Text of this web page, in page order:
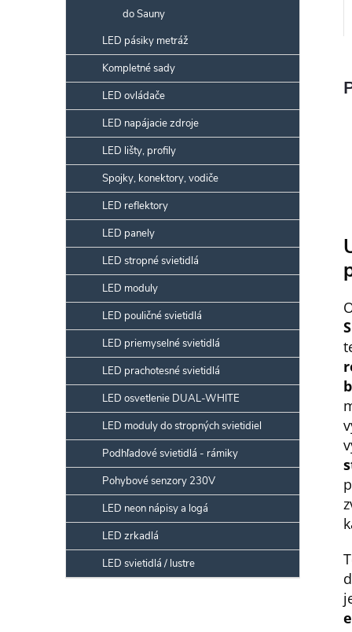
do Sauny
LED pásiky metráž
Kompletné sady
LED ovládače
LED napájacie zdroje
LED lišty, profily
Spojky, konektory, vodiče
LED reflektory
LED panely
LED stropné svietidlá
LED moduly
LED pouličné svietidlá
LED priemyselné svietidlá
LED prachotesné svietidlá
LED osvetlenie DUAL-WHITE
LED moduly do stropných svietidiel
Podhľadové svietidlá - rámiky
Pohybové senzory 230V
LED neon nápisy a logá
LED zrkadlá
LED svietidlá / lustre